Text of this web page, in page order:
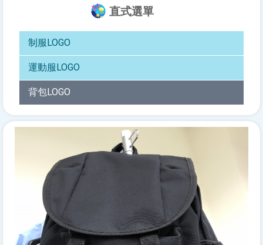
直式選單
制服LOGO
運動服LOGO
背包LOGO